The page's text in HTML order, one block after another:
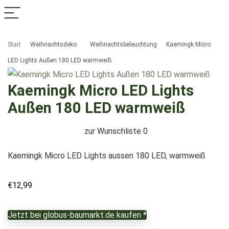
Start Weihnachtsdeko Weihnachtsbeleuchtung Kaemingk Micro
LED Lights Außen 180 LED warmweiß
Kaemingk Micro LED Lights
Außen 180 LED warmweiß
zur Wunschliste 0
Kaemingk Micro LED Lights aussen 180 LED, warmweiß
€12,99
Jetzt bei globus-baumarkt.de kaufen *